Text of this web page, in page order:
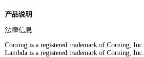
产品说明
法律信息
Corning is a registered trademark of Corning, Inc.
Lambda is a registered trademark of Corning, Inc.